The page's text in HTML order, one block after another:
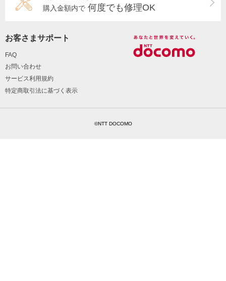
購入金額内で 何度でも修理OK
お客さまサポート
FAQ
お問い合わせ
サービス利用規約
特定商取引法に基づく表示
©NTT DOCOMO